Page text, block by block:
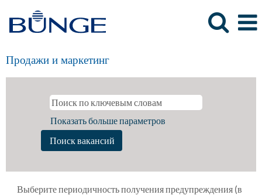
Продажи и маркетинг
Показать больше параметров
Выберите периодичность получения предупреждения (в